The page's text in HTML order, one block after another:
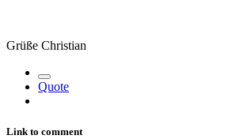
Grüße Christian
Quote
Link to comment